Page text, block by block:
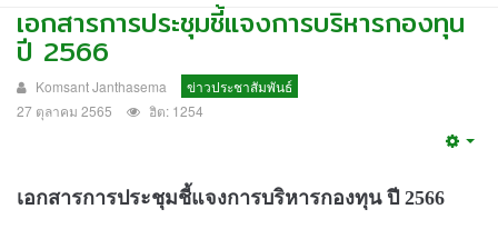
เอกสารการประชุมชี้แจงการบริหารกองทุน
ปี 2566
Komsant Janthasema
ข่าวประชาสัมพันธ์
27 ตุลาคม 2565
ฮิต: 1254
เอกสารการประชุมชี้แจงการบริหารกองทุน ปี 2566